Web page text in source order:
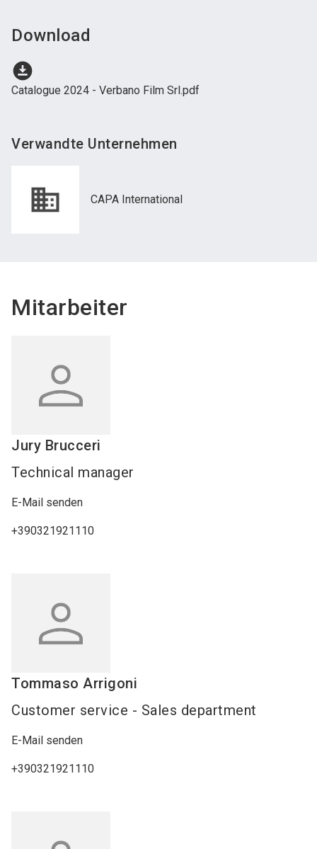
Download
download_for_offline
Catalogue 2024 - Verbano Film Srl.pdf
Verwandte Unternehmen
CAPA International
Mitarbeiter
Jury Brucceri
Technical manager
E-Mail senden
+390321921110
Tommaso Arrigoni
Customer service - Sales department
E-Mail senden
+390321921110